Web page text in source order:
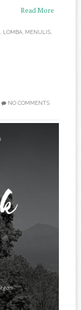
Read More
, LOMBA, MENULIS,
NO COMMENTS